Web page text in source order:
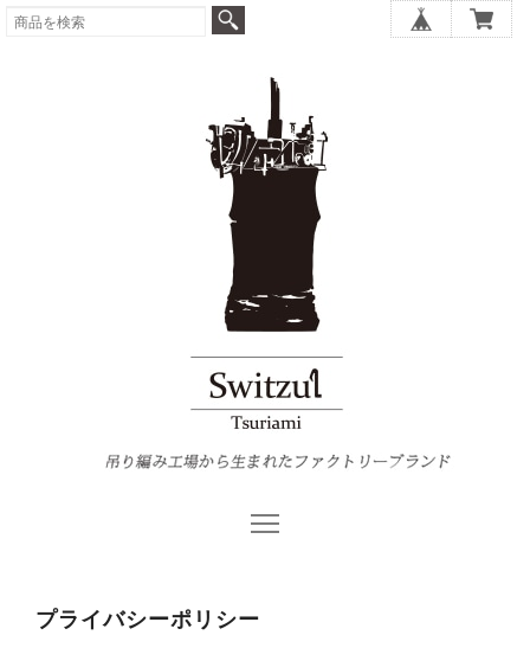
プライバシーポリシー